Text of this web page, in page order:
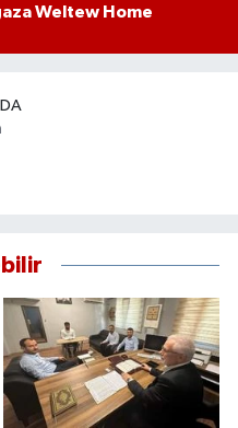
Weltew Home